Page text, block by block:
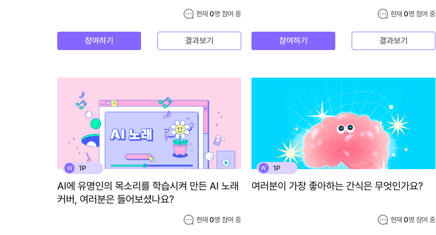
현재0명 참여 중
참여하기 결과보기
현재0명 참여 중
참여하기 결과보기
W 1P
AI에 유명인의 목소리를 학습시켜 만든 AI 노래
커버, 여러분은 들어보셨나요?
현재0명 참여 중
W 1P
여러분이 가장 좋아하는 간식은 무엇인가요?
현재0명 참여 중